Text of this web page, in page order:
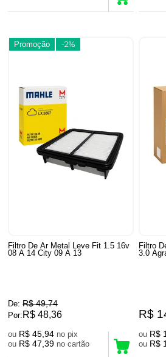
Promoção -2%
Filtro De Ar Metal Leve Fit 1.5 16v
08 A 14 City 09 A 13
De: R$ 49,74
Por: R$ 48,36
ou R$ 45,94
no pix
ou R$ 47,39 no cartão
Filtro
3.0
R$
ou R$
ou R$